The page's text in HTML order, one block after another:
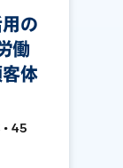
の
働
体
45